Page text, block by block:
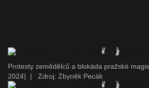
Protesty zemědělců a blokáda pražské
2024)
| Zdroj: Zbyněk Pecák